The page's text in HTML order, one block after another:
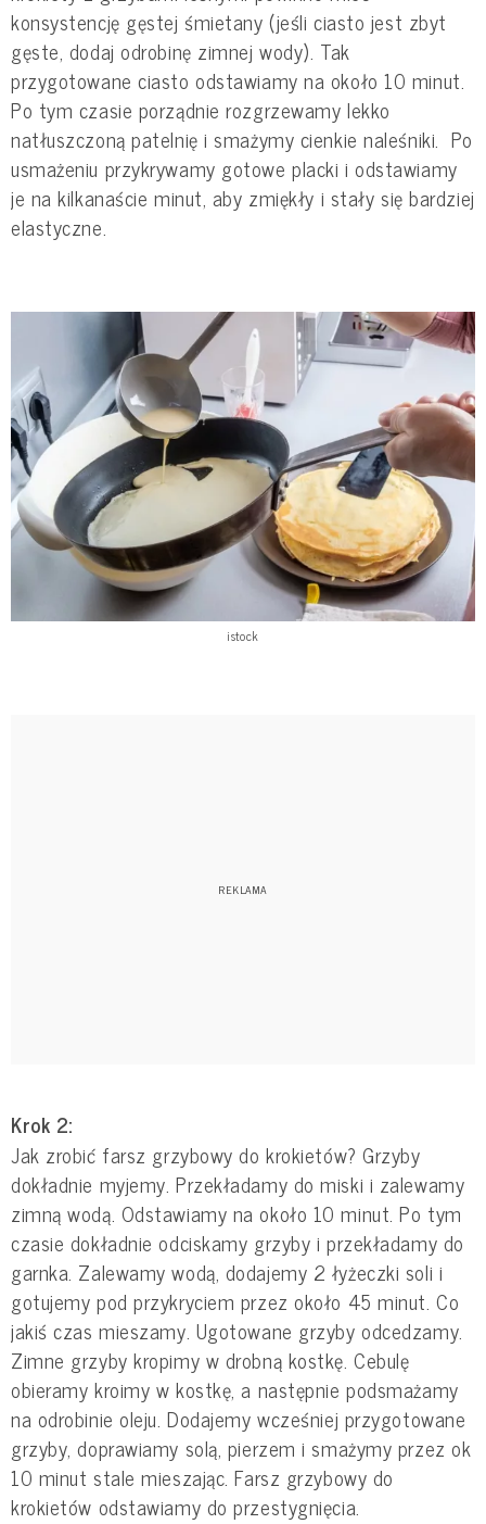
konsystencję gęstej śmietany (jeśli ciasto jest zbyt
gęste, dodaj odrobinę zimnej wody). Tak
przygotowane ciasto odstawiamy na około 10 minut.
Po tym czasie porządnie rozgrzewamy lekko
natłuszczoną patelnię i smażymy cienkie naleśniki. Po
usmażeniu przykrywamy gotowe placki i odstawiamy
je na kilkanaście minut, aby zmiękły i stały się bardziej
elastyczne.
istock
Krok 2:
Jak zrobić farsz grzybowy do krokietów? Grzyby
dokładnie myjemy. Przekładamy do miski i zalewamy
zimną wodą. Odstawiamy na około 10 minut. Po tym
czasie dokładnie odciskamy grzyby i przekładamy do
garnka. Zalewamy wodą, dodajemy 2 łyżeczki soli i
gotujemy pod przykryciem przez około 45 minut. Co
jakiś czas mieszamy. Ugotowane grzyby odcedzamy.
Zimne grzyby kropimy w drobną kostkę. Cebulę
obieramy kroimy w kostkę, a następnie podsmażamy
na odrobinie oleju. Dodajemy wcześniej przygotowane
grzyby, doprawiamy solą, pierzem i smażymy przez ok
10 minut stale mieszając. Farsz grzybowy do
krokietów odstawiamy do przestygnięcia.